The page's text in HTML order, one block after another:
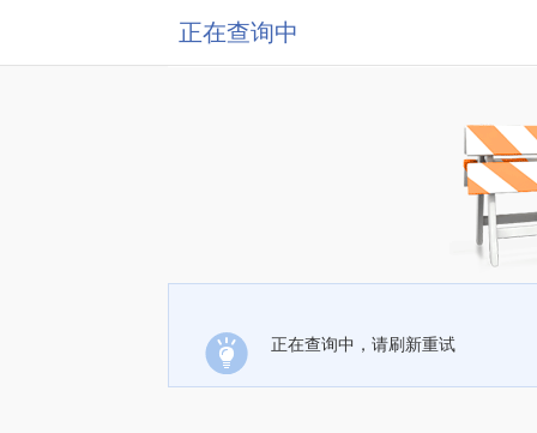
正在查询中
正在查询中，请刷新重试